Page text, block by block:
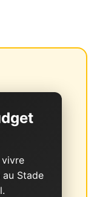
au Stade